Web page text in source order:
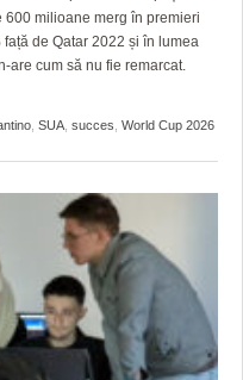
milioane merg în premieri
de Qatar 2022 și în lumea
are cum să nu fie remarcat.
SUA succes World Cup 2026